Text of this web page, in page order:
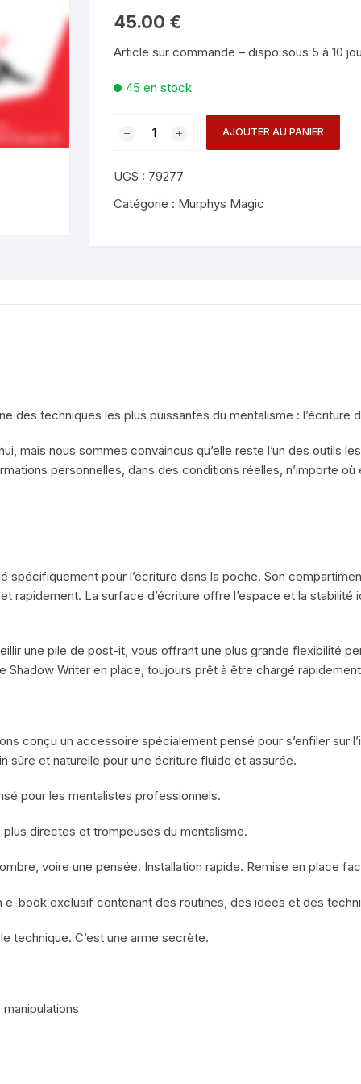
Chop Cup – Gobelets
Tours de
Grandes
– Rubans – Steamers
Roughing – Produits
45.00 €
Article sur commande – dispo sous 5 à 10
45 en stock
Writer
-
AJOUTER AU PANIER
UGS : 79277
Catégorie : Murphys Magic
des techniques les plus puissantes du mentalisme : l’écriture
mais nous sommes convaincus qu’elle reste l’un des outils
personnelles, dans des conditions réelles, n’importe où
pour l’écriture dans la poche. Son
rapidement. La surface d’écriture offre l’espace et la stabilité
une pile de post-it, vous offrant une plus grande flexibilité
Shadow Writer en place, toujours prêt à être chargé
conçu un accessoire spécialement pensé pour s’enfiler sur
sûre et naturelle pour une écriture fluide et assurée.
pour les mentalistes professionnels.
plus directes et trompeuses du mentalisme.
voire une pensée. Installation rapide. Remise en place
e-book exclusif contenant des routines, des idées et des
technique. C’est une arme secrète.